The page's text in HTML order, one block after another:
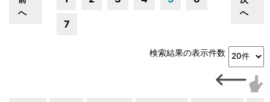
へ
7
へ
検索結果の表示件数